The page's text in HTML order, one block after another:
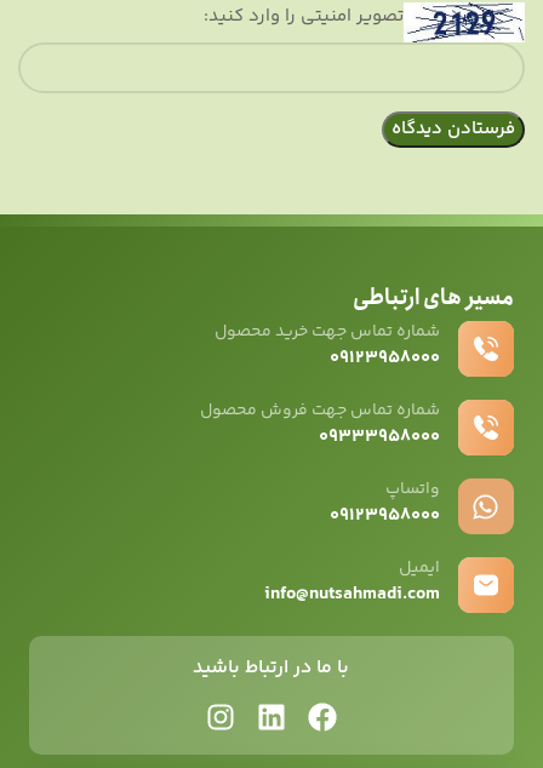
تصویر امنیتی را وارد کنید:
مسیر های ارتباطی
شماره تماس جهت خرید محصول
۰۹۱۲۳۹۵۸۰۰۰
شماره تماس جهت فروش محصول
۰۹۳۳۳۹۵۸۰۰۰
واتساپ
۰۹12۳۹۵۸۰۰۰
ایمیل
info@nutsahmadi.com
با ما در ارتباط باشید